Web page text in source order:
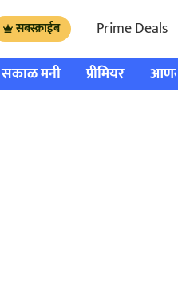
सबस्क्राईब Prime Deals
सकाळ मनी प्रीमियर आणखी